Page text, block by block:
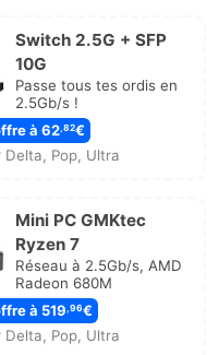
Switch 2.5G + SFP
10G
Passe tous tes ordis en
2.5Gb/s !
à 62,82€
Pop, Ultra
Mini PC GMKtec
Ryzen 7
Réseau à 2.5Gb/s, AMD
Radeon 680M
à 519,96€
Pop, Ultra